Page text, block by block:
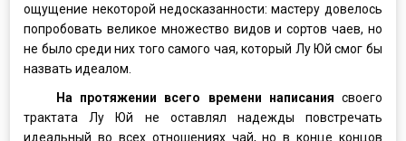
ощущение некоторой недосказанности: мастеру довелось
попробовать великое множество видов и сортов чаев, но
не было среди них того самого чая, который Лу Юй смог бы
назвать идеалом.
На протяжении всего времени написания своего
трактата Лу Юй не оставлял надежды повстречать
идеальный во всех отношениях чай, но в конце концов